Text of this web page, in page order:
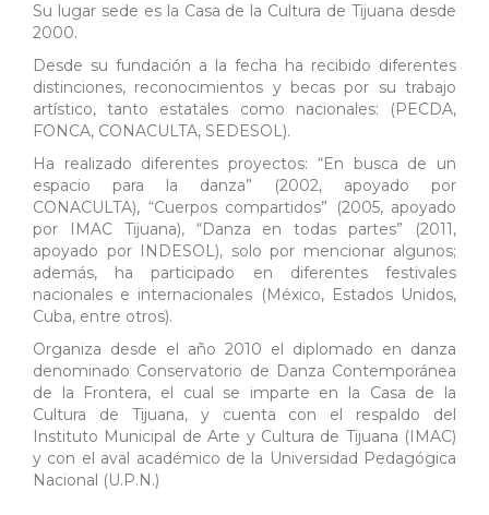
Su lugar sede es la Casa de la Cultura de Tijuana desde
2000.
Desde su fundación a la fecha ha recibido diferentes
distinciones, reconocimientos y becas por su trabajo
artístico, tanto estatales como nacionales: (PECDA,
FONCA, CONACULTA, SEDESOL).
Ha realizado diferentes proyectos: “En busca de un
espacio para la danza” (2002, apoyado por
CONACULTA), “Cuerpos compartidos” (2005, apoyado
por IMAC Tijuana), “Danza en todas partes” (2011,
apoyado por INDESOL), solo por mencionar algunos;
además, ha participado en diferentes festivales
nacionales e internacionales (México, Estados Unidos,
Cuba, entre otros).
Organiza desde el año 2010 el diplomado en danza
denominado Conservatorio de Danza Contemporánea
de la Frontera, el cual se imparte en la Casa de la
Cultura de Tijuana, y cuenta con el respaldo del
Instituto Municipal de Arte y Cultura de Tijuana (IMAC)
y con el aval académico de la Universidad Pedagógica
Nacional (U.P.N.)